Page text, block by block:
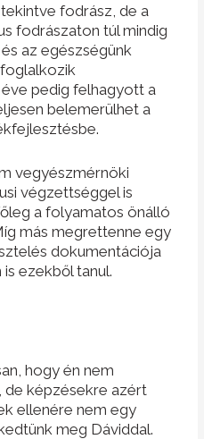
fodrász, de a
fodrászaton túl mindig
az egészségünk
pedig felhagyott a
belemerülhet a
vegyészmérnöki
végzettséggel is
a folyamatos önálló
más megrettenne egy
dokumentációja
ezekből tanul.
hogy én nem
de képzésekre azért
ellenére nem egy
meg Dáviddal.